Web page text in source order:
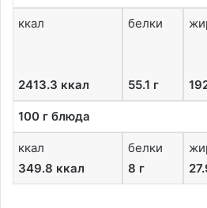
ккал
2413.3 ккал
белки
55.1 г
100 г блюда
ккал
349.8 ккал
белки
8 г